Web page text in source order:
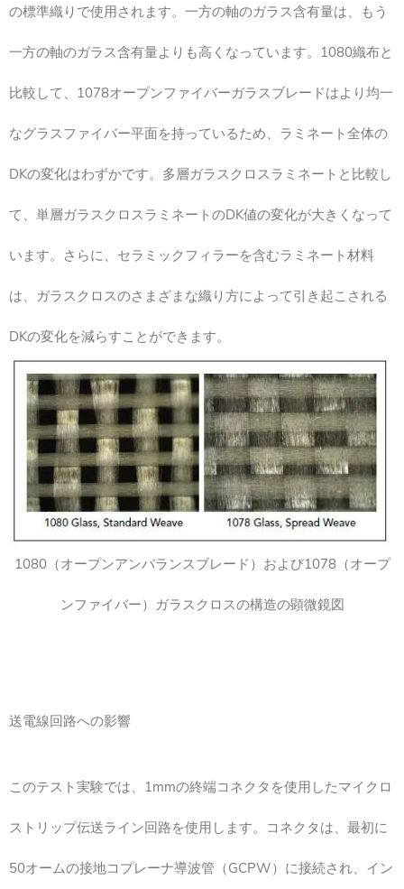
の標準織りで使用されます。一方の軸のガラス含有量は、もう
一方の軸のガラス含有量よりも高くなっています。1080織布と
比較して、1078オープンファイバーガラスブレードはより均一
なグラスファイバー平面を持っているため、ラミネート全体の
DKの変化はわずかです。多層ガラスクロスラミネートと比較し
て、単層ガラスクロスラミネートのDK値の変化が大きくなって
います。さらに、セラミックフィラーを含むラミネート材料
は、ガラスクロスのさまざまな織り方によって引き起こされる
DKの変化を減らすことができます。
1080（オープンアンバランスブレード）および1078（オープ
ンファイバー）ガラスクロスの構造の顕微鏡図
送電線回路への影響
このテスト実験では、1mmの終端コネクタを使用したマイクロ
ストリップ伝送ライン回路を使用します。コネクタは、最初に
50オームの接地コプレーナ導波管（GCPW）に接続され、イン